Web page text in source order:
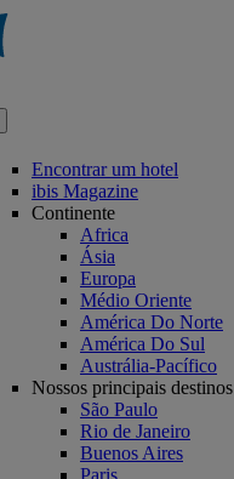
Encontrar um hotel
ibis Magazine
Continente
Africa
Ásia
Europa
Médio Oriente
América Do Norte
América Do Sul
Austrália-Pacífico
Nossos principais destinos
São Paulo
Rio de Janeiro
Buenos Aires
Paris